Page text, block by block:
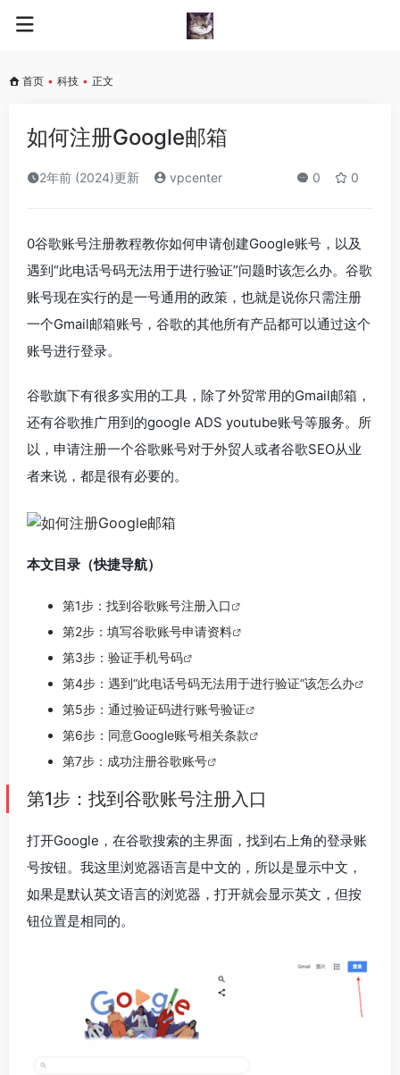
首页 • 科技 • 正文
如何注册Google邮箱
2年前 (2024)更新 vpcenter 0 0
0谷歌账号注册教程教你如何申请创建Google账号，以及
遇到“此电话号码无法用于进行验证”问题时该怎么办。谷歌
账号现在实行的是一号通用的政策，也就是说你只需注册
一个Gmail邮箱账号，谷歌的其他所有产品都可以通过这个
账号进行登录。
谷歌旗下有很多实用的工具，除了外贸常用的Gmail邮箱，
还有谷歌推广用到的google ADS youtube账号等服务。所
以，申请注册一个谷歌账号对于外贸人或者谷歌SEO从业
者来说，都是很有必要的。
本文目录（快捷导航）
第1步：找到谷歌账号注册入口
第2步：填写谷歌账号申请资料
第3步：验证手机号码
第4步：遇到“此电话号码无法用于进行验证”该怎么办
第5步：通过验证码进行账号验证
第6步：同意Google账号相关条款
第7步：成功注册谷歌账号
第1步：找到谷歌账号注册入口
打开Google，在谷歌搜索的主界面，找到右上角的登录账
号按钮。我这里浏览器语言是中文的，所以是显示中文，
如果是默认英文语言的浏览器，打开就会显示英文，但按
钮位置是相同的。